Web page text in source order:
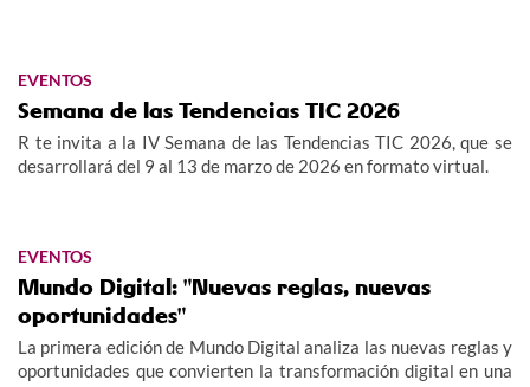
EVENTOS
Semana de las Tendencias TIC 2026
R te invita a la IV Semana de las Tendencias TIC 2026, que se
desarrollará del 9 al 13 de marzo de 2026 en formato virtual.
EVENTOS
Mundo Digital: "Nuevas reglas, nuevas
oportunidades"
La primera edición de Mundo Digital analiza las nuevas reglas y
oportunidades que convierten la transformación digital en una